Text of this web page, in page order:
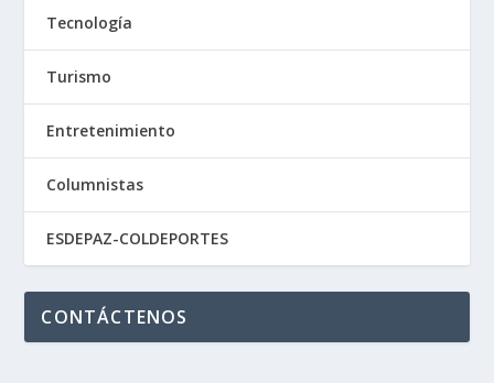
Tecnología
Turismo
Entretenimiento
Columnistas
ESDEPAZ-COLDEPORTES
CONTÁCTENOS